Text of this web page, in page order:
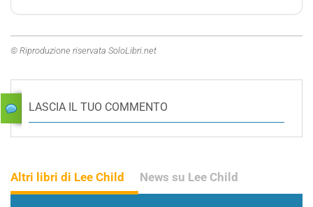
© Riproduzione riservata SoloLibri.net
LASCIA IL TUO COMMENTO
Altri libri di Lee Child News su Lee Child